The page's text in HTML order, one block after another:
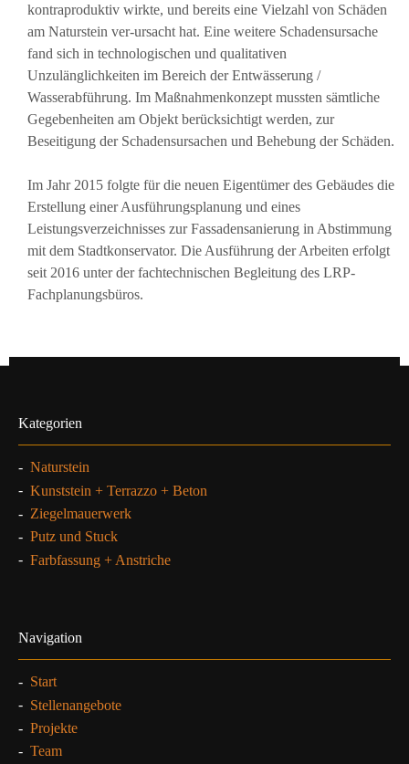
kontraproduktiv wirkte, und bereits eine Vielzahl von Schäden
am Naturstein ver-ursacht hat. Eine weitere Schadensursache
fand sich in technologischen und qualitativen
Unzulänglichkeiten im Bereich der Entwässerung /
Wasserabführung. Im Maßnahmenkonzept mussten sämtliche
Gegebenheiten am Objekt berücksichtigt werden, zur
Beseitigung der Schadensursachen und Behebung der Schäden.
Im Jahr 2015 folgte für die neuen Eigentümer des Gebäudes die
Erstellung einer Ausführungsplanung und eines
Leistungsverzeichnisses zur Fassadensanierung in Abstimmung
mit dem Stadtkonservator. Die Ausführung der Arbeiten erfolgt
seit 2016 unter der fachtechnischen Begleitung des LRP-
Fachplanungsbüros.
Kategorien
- Naturstein
- Kunststein + Terrazzo + Beton
- Ziegelmauerwerk
- Putz und Stuck
- Farbfassung + Anstriche
Navigation
- Start
- Stellenangebote
- Projekte
- Team